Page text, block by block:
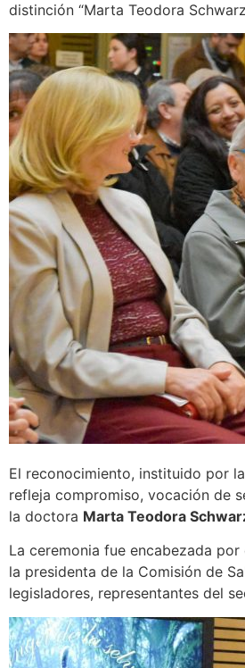
distinción “Marta Teodora
El reconocimiento, instituido por
refleja compromiso, vocación de
la doctora Marta Teodora
La ceremonia fue encabezada
la presidenta de la Comisión de
legisladores, representantes del